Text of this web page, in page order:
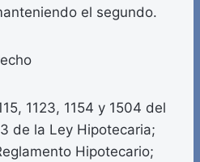
el segundo.
1123, 1154 y 1504 del
de la Ley Hipotecaria;
Hipotecario;